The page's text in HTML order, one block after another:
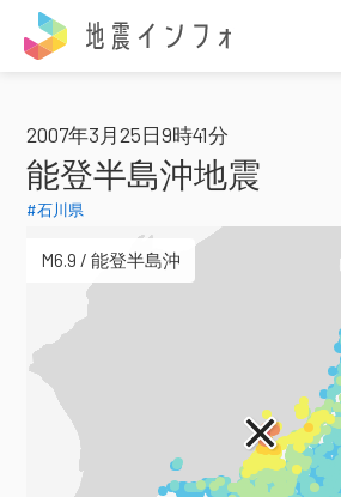
2007年3月25日9時41分
能登半島沖地震
#石川県
M6.9 / 能登半島沖